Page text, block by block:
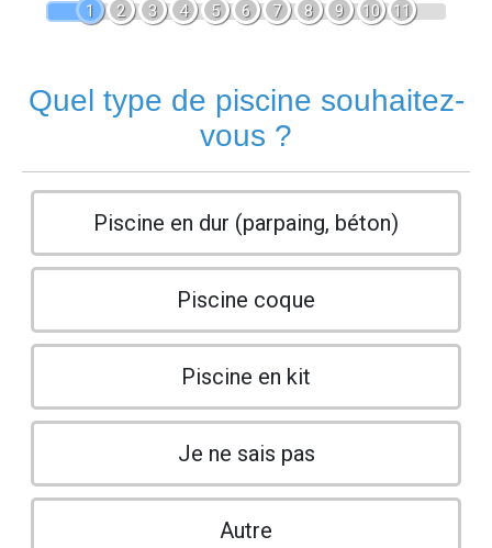
1 2 3 4 5 6 7 8 9 10 11
Quel type de piscine souhaitez-
vous ?
Piscine en dur (parpaing, béton)
Piscine coque
Piscine en kit
Je ne sais pas
Autre